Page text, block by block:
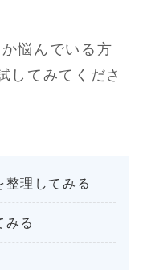
悩んでいる方
してみてくださ
整理してみる
みる